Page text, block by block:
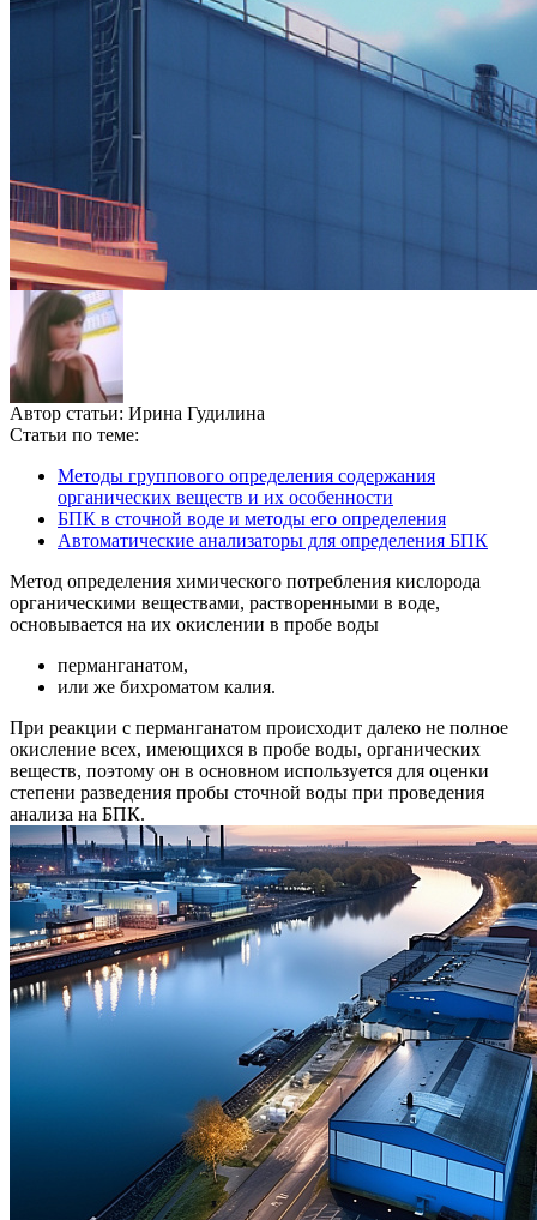
Автор статьи: Ирина Гудилина
Статьи по теме:
Методы группового определения содержания
органических веществ и их особенности
БПК в сточной воде и методы его определения
Автоматические анализаторы для определения БПК
Метод определения химического потребления кислорода
органическими веществами, растворенными в воде,
основывается на их окислении в пробе воды
перманганатом,
или же бихроматом калия.
При реакции с перманганатом происходит далеко не полное
окисление всех, имеющихся в пробе воды, органических
веществ, поэтому он в основном используется для оценки
степени разведения пробы сточной воды при проведения
анализа на БПК.